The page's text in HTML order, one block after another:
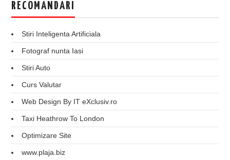
RECOMANDARI
Stiri Inteligenta Artificiala
Fotograf nunta Iasi
Stiri Auto
Curs Valutar
Web Design By IT eXclusiv.ro
Taxi Heathrow To London
Optimizare Site
www.plaja.biz